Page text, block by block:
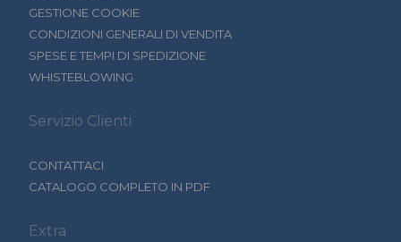
GESTIONE COOKIE
CONDIZIONI GENERALI DI VENDITA
SPESE E TEMPI DI SPEDIZIONE
WHISTEBLOWING
Servizio Clienti
CONTATTACI
CATALOGO COMPLETO IN PDF
Extra